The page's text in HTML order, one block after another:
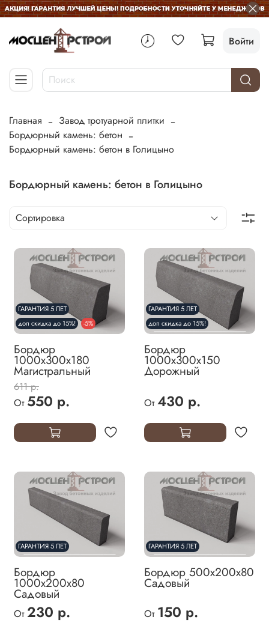
Войти
Главная
Завод тротуарной плитки
Бордюрный камень: бетон
Бордюрный камень: бетон в Голицыно
Бордюрный камень: бетон в Голицыно
ГАРАНТИЯ 5 ЛЕТ
доп скидка до 15%!
-5%
Бордюр
1000х300х180
Магистральный
611 р.
От 550 р.
ГАРАНТИЯ 5 ЛЕТ
доп скидка до 15%!
Бордюр
1000х300х150
Дорожный
От 430 р.
ГАРАНТИЯ 5 ЛЕТ
Бордюр
1000х200х80
Садовый
От 230 р.
ГАРАНТИЯ 5 ЛЕТ
Бордюр 500х200х80
Садовый
От 150 р.